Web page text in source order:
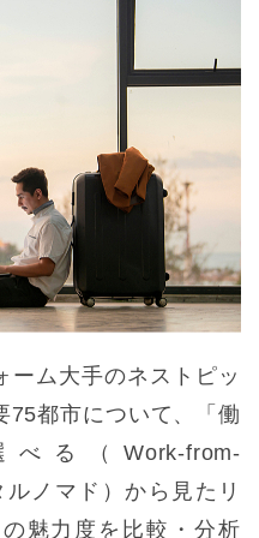
ーム大手のネストピッ
75都市について、「働
る（Work-from-
ノマド）から見たリ
魅力度を比較・分析